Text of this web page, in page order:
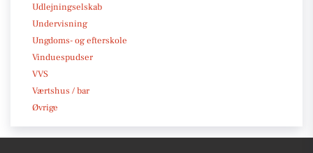
Udlejningselskab
Undervisning
Ungdoms- og efterskole
Vinduespudser
VVS
Værtshus / bar
Øvrige